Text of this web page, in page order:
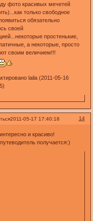
фото красивых мечетей
только свободное
обязательно
своей
простенькие,
а некоторые, просто
своим величием!!!
laila (2011-05-16
14
2011-05-17 17:40:18
и красиво!
получается:)